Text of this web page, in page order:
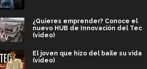
¿Quieres emprender? Conoce el
nuevo HUB de Innovación del Tec
(video)
El joven que hizo del baile su vida
(video)